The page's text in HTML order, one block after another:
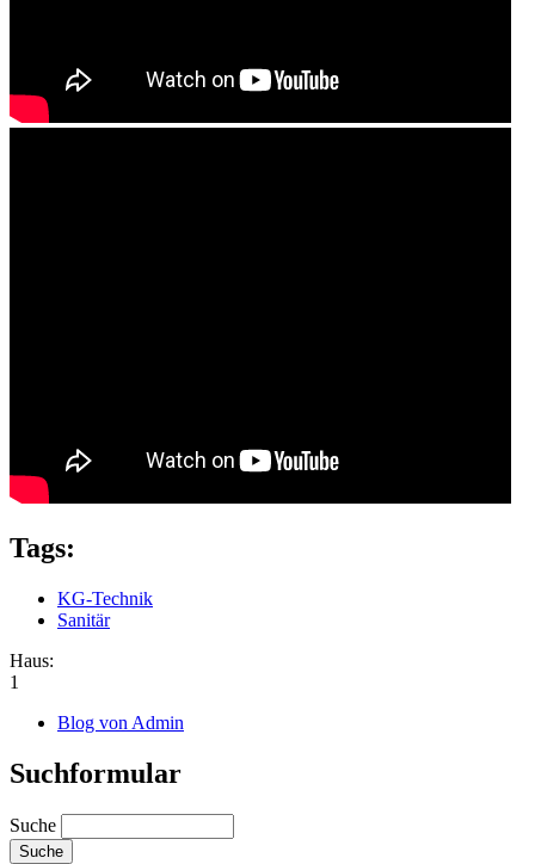
Tags:
KG-Technik
Sanitär
Haus:
1
Blog von Admin
Suchformular
Suche